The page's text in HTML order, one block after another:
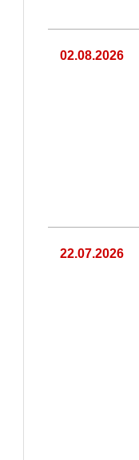
02.08.2026
22.07.2026